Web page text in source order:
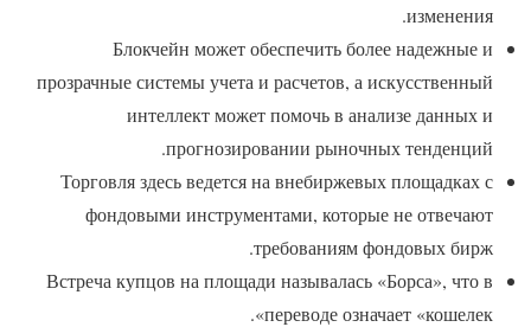
изменения.
Блокчейн может обеспечить более надежные и
прозрачные системы учета и расчетов, а искусственный
интеллект может помочь в анализе данных и
прогнозировании рыночных тенденций.
Торговля здесь ведется на внебиржевых площадках с
фондовыми инструментами, которые не отвечают
требованиям фондовых бирж.
Встреча купцов на площади называлась «Борса», что в
переводе означает «кошелек».